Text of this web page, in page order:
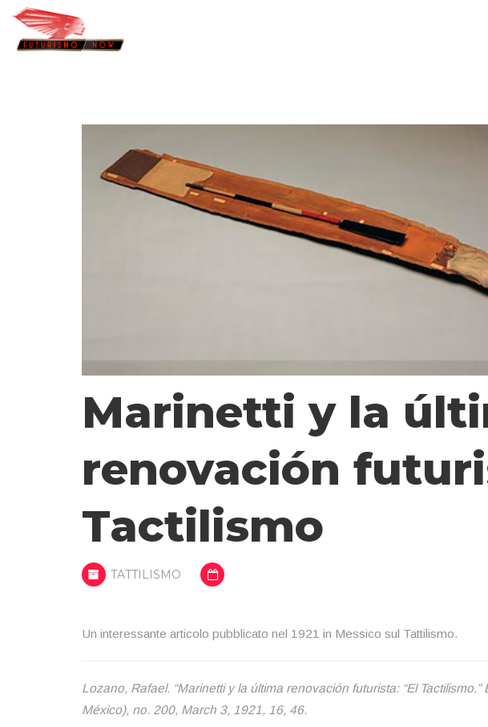
Marinetti y la
renovación
Tactilismo
TATTILISMO
Un interessante articolo pubblicato nel 1921 in Messico sul Tattilismo.
Lozano, Rafael. “Marinetti y la última renovación futurista: “El
México), no. 200, March 3, 1921, 16, 46.